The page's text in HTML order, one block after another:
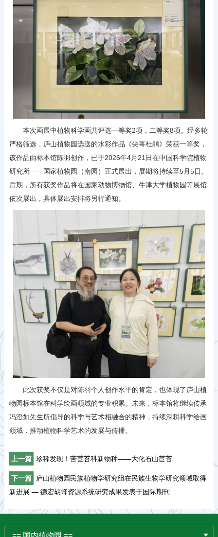
本次画展中植物科学画共评选一等奖2项，二等奖8项。经多轮
严格筛选，庐山植物园选送的水彩作品《尖萼杜鹃》荣获一等奖，
该作品由标本馆陈羽创作，已于2026年4月21日在中国科学院植物
研究所——国家植物园（南园）正式展出，展期将持续至5月5日。
后期，所有获奖作品将在国家动物博物馆、牛津大学植物园等展馆
依次展出，具体展出安排将另行通知。
此次获奖不仅是对陈羽个人创作水平的肯定，也体现了庐山植
物园标本馆在科学绘画领域的专业积累。未来，标本馆将继续传承
冯澄如先生所倡导的科学与艺术相融合的精神，持续深耕科学绘画
领域，推动植物科学艺术的发展与传播。
上一篇 珍稀发现！苦苣苔科新物种——大化石山苣苔
下一篇
庐山植物园民族植物学研究组在民族生物学研究领域取得
新进展 — 德宏胡蜂资源系统研究成果发表于国际期刊
== 国内植物园 ==